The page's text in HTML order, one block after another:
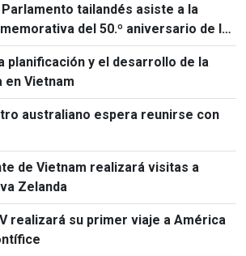
tailandés asiste a la
del 50.º aniversario de las
Tailandia
planificación y el desarrollo de la
Vietnam
australiano espera reunirse con
de Vietnam realizará visitas a
Zelanda
realizará su primer viaje a América